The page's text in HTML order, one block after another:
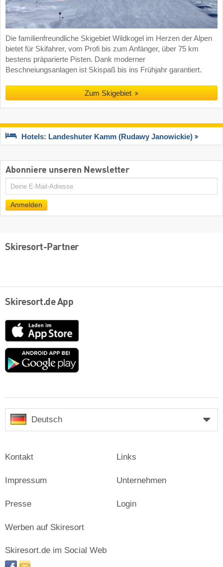
Die familienfreundliche Skigebiet Wildkogel im Herzen der Alpen
bietet für Skifahrer, vom Profi bis zum Anfänger, über 75 km
bestens präparierte Pisten. Dank moderner
Beschneiungsanlagen ist Skispaß bis ins Frühjahr garantiert.
Zum Skigebiet
Hotels: Landeshuter Kamm (Rudawy Janowickie)
Abonniere unseren Newsletter
E-
Anmelden
Skiresort-Partner
Skiresort.de App
App
Store
Google
Deutsch
Kontakt
Impressum
Presse
Links
Unternehmen
Login
Werben auf Skiresort
Skiresort.de im Social Web